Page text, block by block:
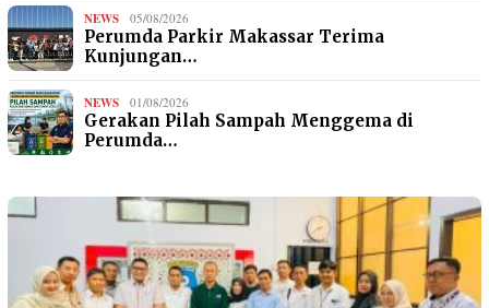
NEWS 05/08/2026
Perumda Parkir Makassar Terima
Kunjungan…
NEWS 01/08/2026
Gerakan Pilah Sampah Menggema di
Perumda…